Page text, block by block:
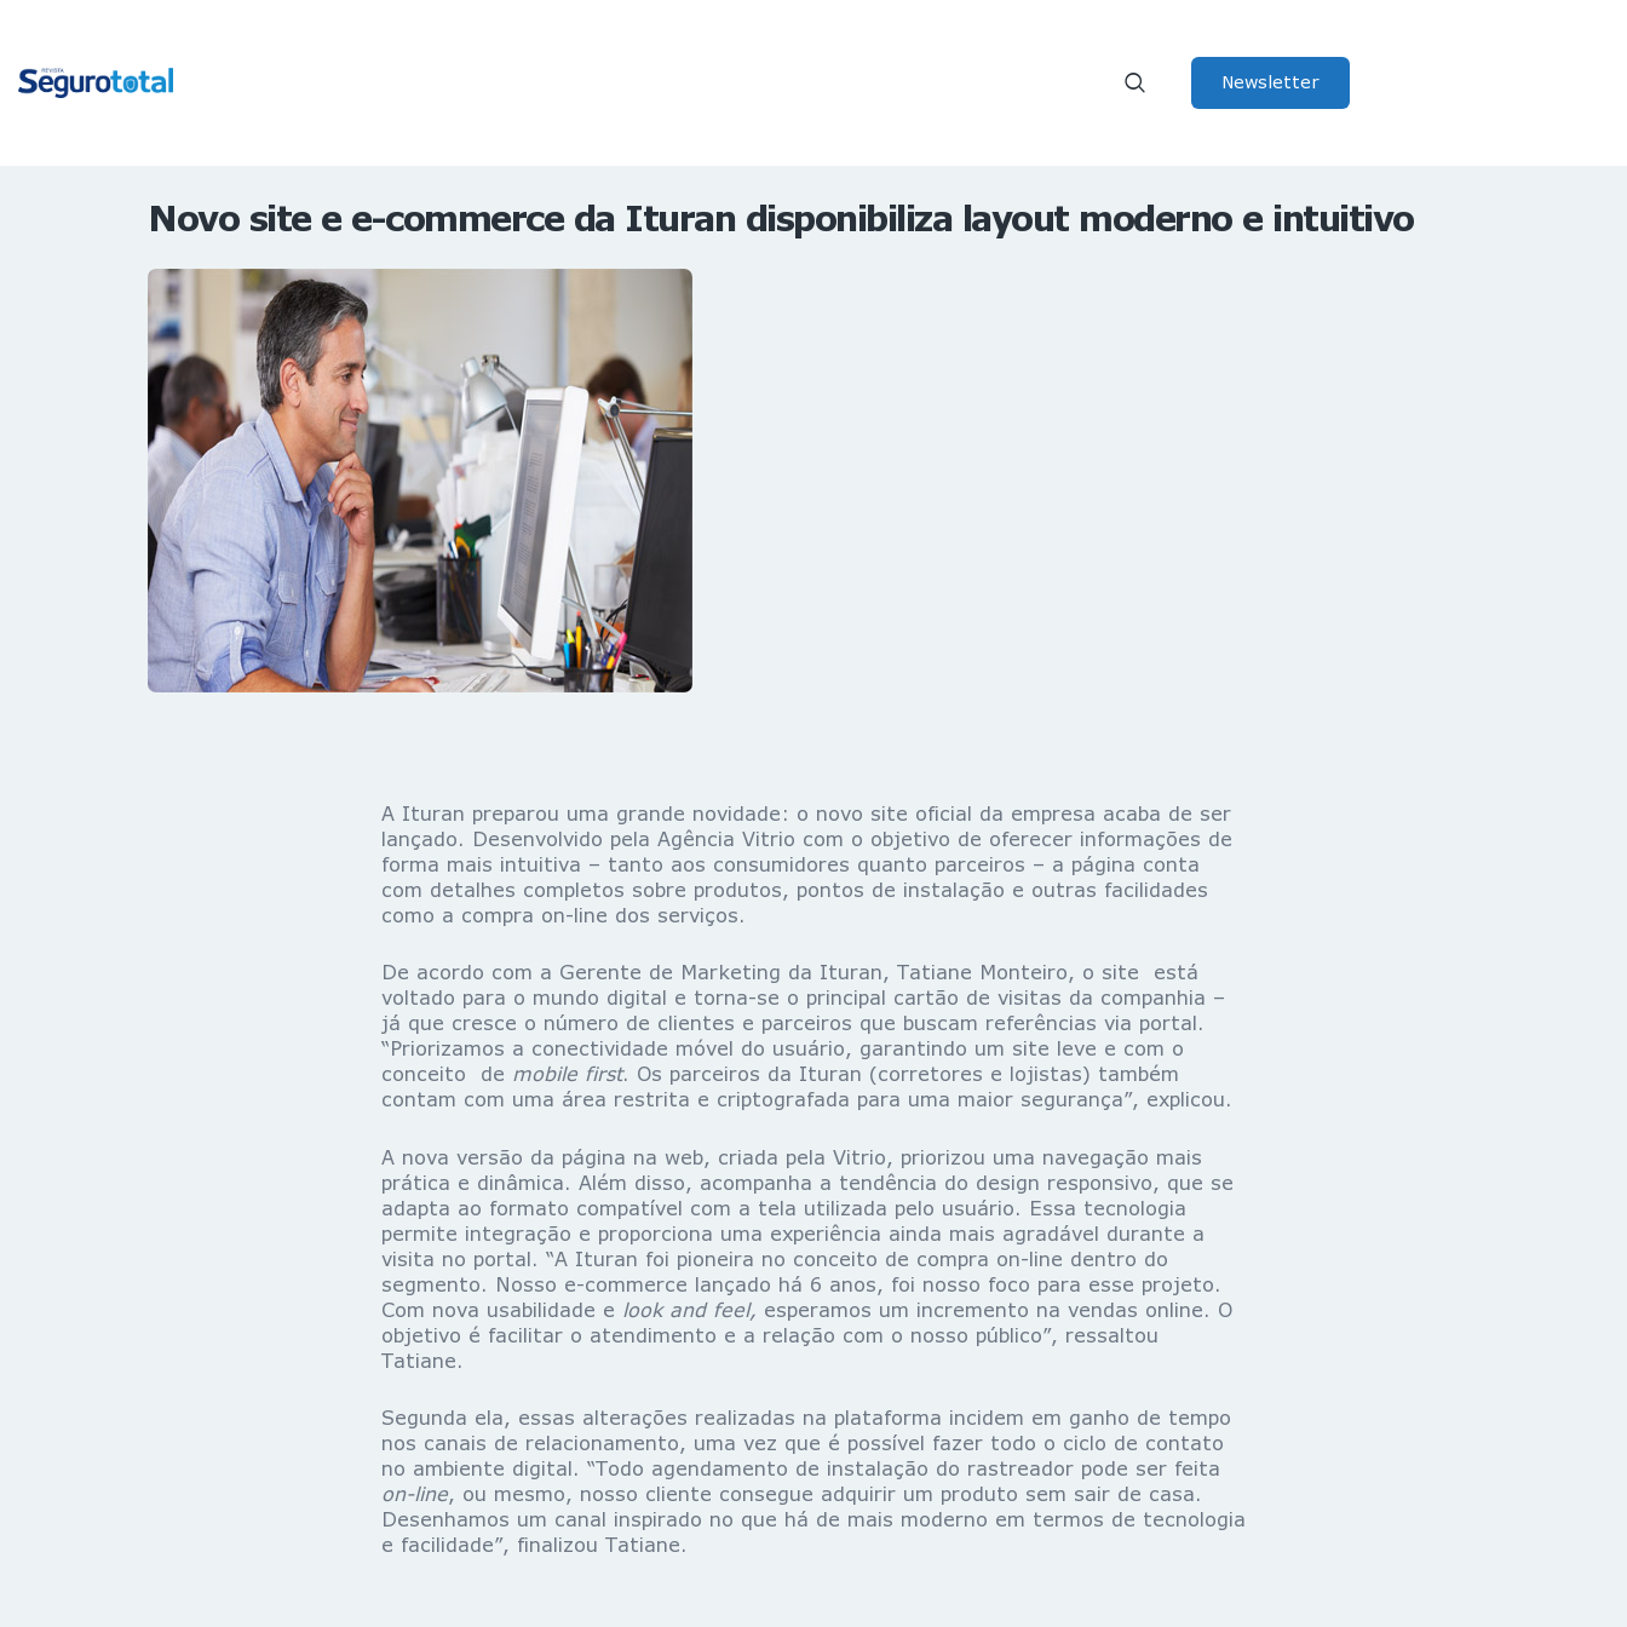
Newsletter
HOME
Novo site e e-commerce da Ituran disponibiliza layout moderno e intuitivo
A Ituran preparou uma grande novidade: o novo site oficial da empresa acaba de ser
lançado. Desenvolvido pela Agência Vitrio com o objetivo de oferecer informações de
forma mais intuitiva – tanto aos consumidores quanto parceiros – a página conta
com detalhes completos sobre produtos, pontos de instalação e outras facilidades
como a compra on-line dos serviços.
De acordo com a Gerente de Marketing da Ituran, Tatiane Monteiro, o site está
voltado para o mundo digital e torna-se o principal cartão de visitas da companhia –
já que cresce o número de clientes e parceiros que buscam referências via portal.
“Priorizamos a conectividade móvel do usuário, garantindo um site leve e com o
conceito de mobile first. Os parceiros da Ituran (corretores e lojistas) também
contam com uma área restrita e criptografada para uma maior segurança”, explicou.
A nova versão da página na web, criada pela Vitrio, priorizou uma navegação mais
prática e dinâmica. Além disso, acompanha a tendência do design responsivo, que se
adapta ao formato compatível com a tela utilizada pelo usuário. Essa tecnologia
permite integração e proporciona uma experiência ainda mais agradável durante a
visita no portal. “A Ituran foi pioneira no conceito de compra on-line dentro do
segmento. Nosso e-commerce lançado há 6 anos, foi nosso foco para esse projeto.
Com nova usabilidade e look and feel, esperamos um incremento na vendas online. O
objetivo é facilitar o atendimento e a relação com o nosso público”, ressaltou
Tatiane.
Segunda ela, essas alterações realizadas na plataforma incidem em ganho de tempo
nos canais de relacionamento, uma vez que é possível fazer todo o ciclo de contato
no ambiente digital. “Todo agendamento de instalação do rastreador pode ser feita
on-line, ou mesmo, nosso cliente consegue adquirir um produto sem sair de casa.
Desenhamos um canal inspirado no que há de mais moderno em termos de tecnologia
e facilidade”, finalizou Tatiane.